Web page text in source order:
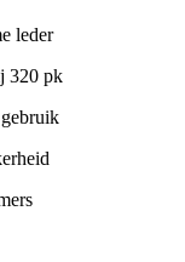
leder
320 pk